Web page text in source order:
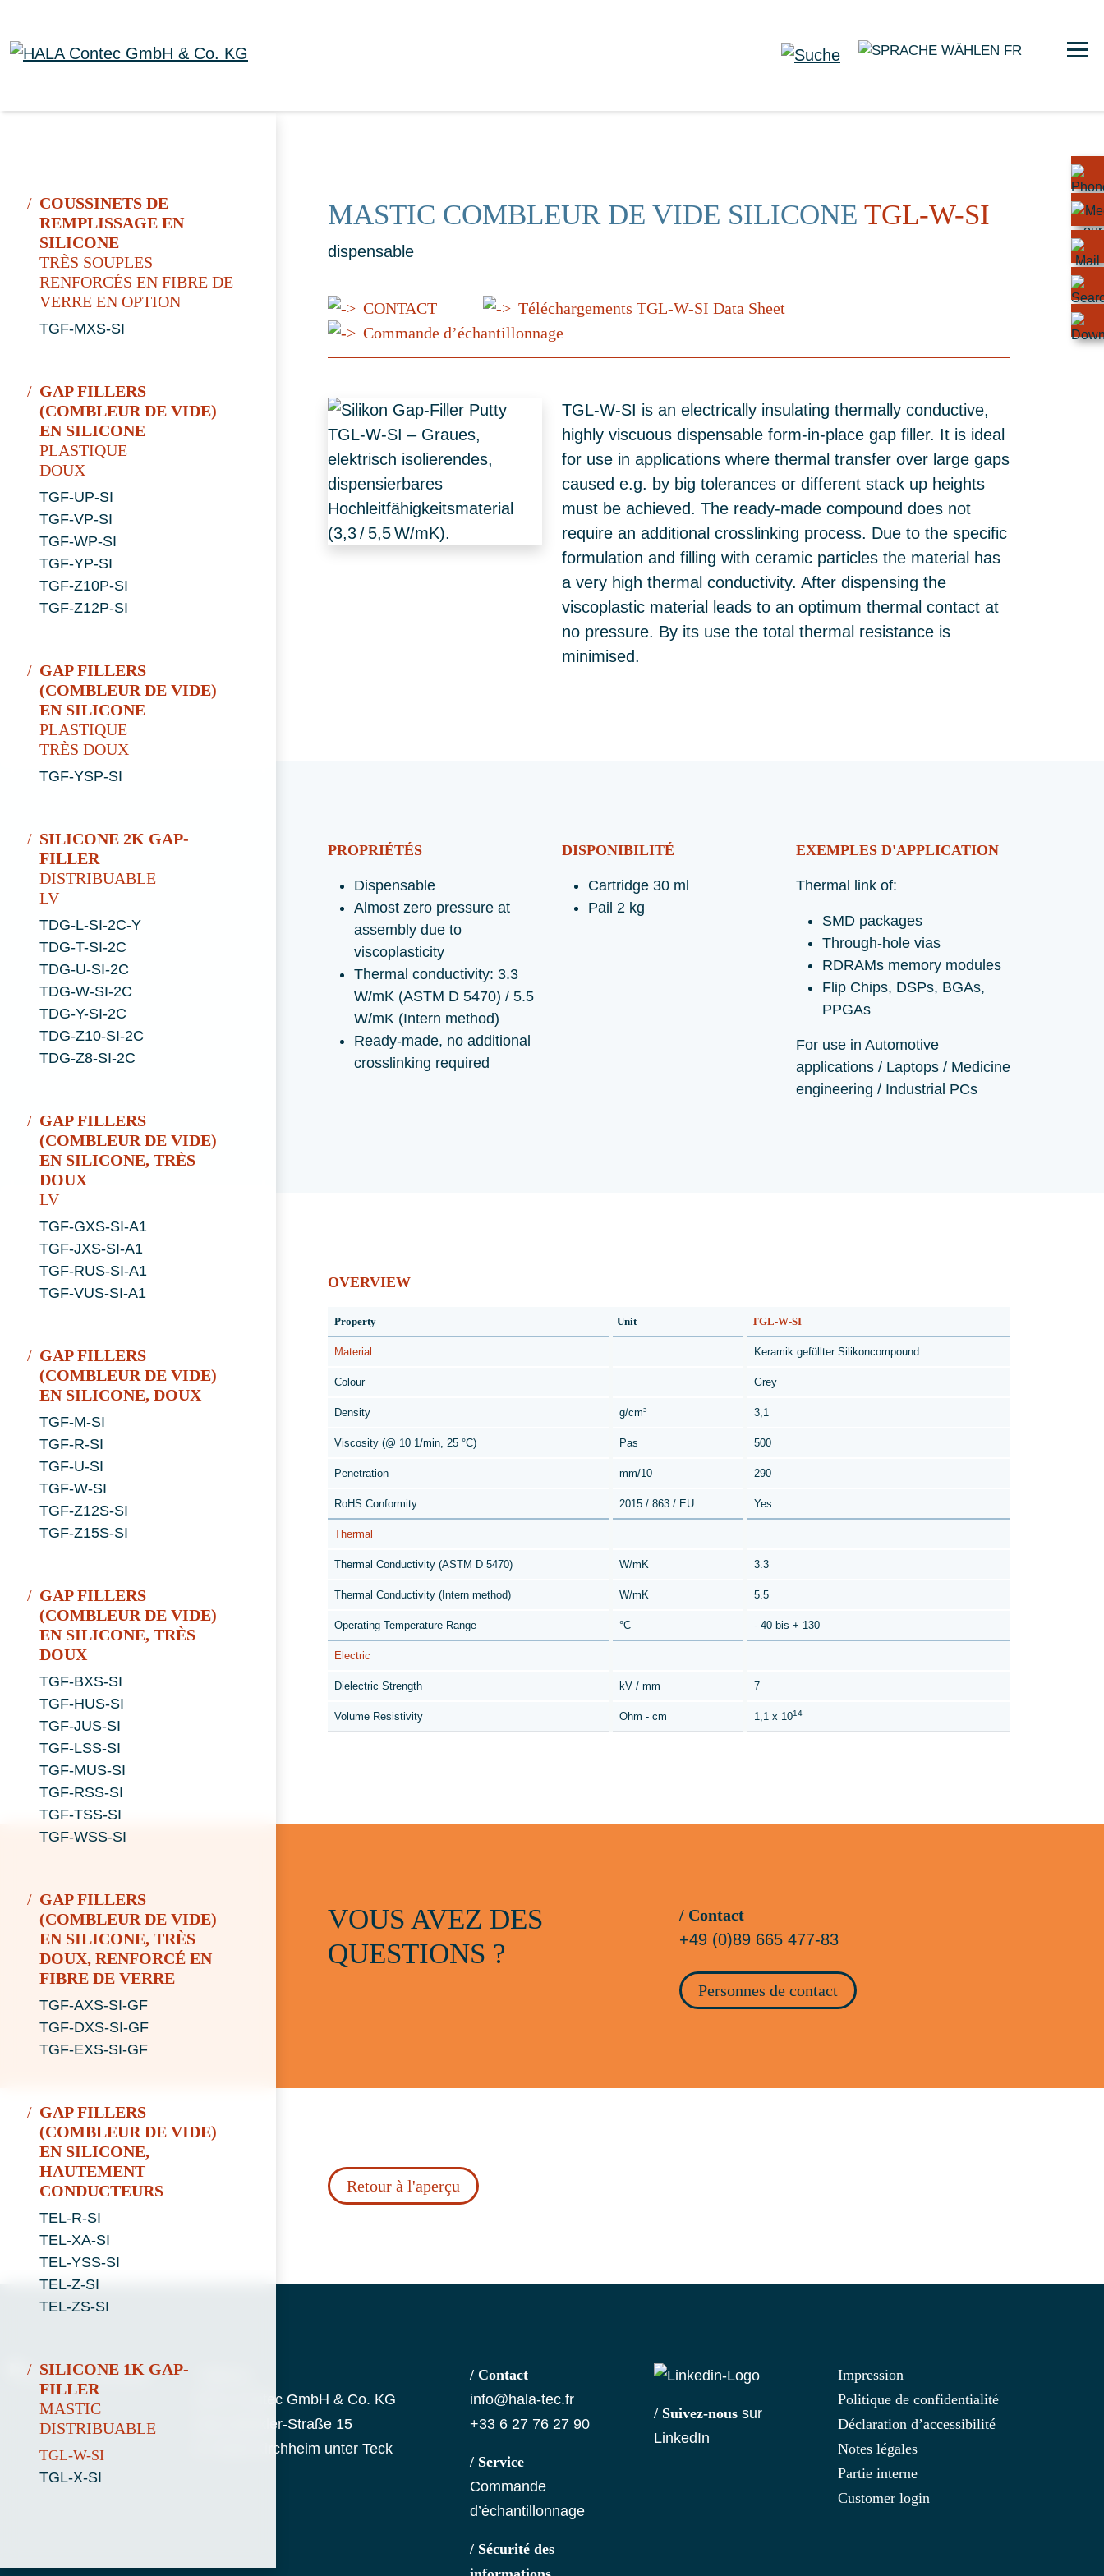
FR
COUSSINETS DE
REMPLISSAGE EN
SILICONE
TRÈS SOUPLES
RENFORCÉS EN FIBRE DE
VERRE EN OPTION
TGF-MXS-SI
GAP FILLERS
(COMBLEUR DE VIDE)
EN SILICONE
PLASTIQUE
DOUX
TGF-UP-SI
TGF-VP-SI
TGF-WP-SI
TGF-YP-SI
TGF-Z10P-SI
TGF-Z12P-SI
GAP FILLERS
(COMBLEUR DE VIDE)
EN SILICONE
PLASTIQUE
TRÈS DOUX
TGF-YSP-SI
SILICONE 2K GAP-
FILLER
DISTRIBUABLE
LV
TDG-L-SI-2C-Y
TDG-T-SI-2C
TDG-U-SI-2C
TDG-W-SI-2C
TDG-Y-SI-2C
TDG-Z10-SI-2C
TDG-Z8-SI-2C
GAP FILLERS
(COMBLEUR DE VIDE)
EN SILICONE, TRÈS
DOUX
LV
TGF-GXS-SI-A1
TGF-JXS-SI-A1
TGF-RUS-SI-A1
TGF-VUS-SI-A1
GAP FILLERS
(COMBLEUR DE VIDE)
EN SILICONE, DOUX
TGF-M-SI
TGF-R-SI
TGF-U-SI
TGF-W-SI
TGF-Z12S-SI
TGF-Z15S-SI
GAP FILLERS
(COMBLEUR DE VIDE)
EN SILICONE, TRÈS
DOUX
TGF-BXS-SI
TGF-HUS-SI
TGF-JUS-SI
TGF-LSS-SI
TGF-MUS-SI
TGF-RSS-SI
TGF-TSS-SI
TGF-WSS-SI
GAP FILLERS
(COMBLEUR DE VIDE)
EN SILICONE, TRÈS
DOUX, RENFORCÉ EN
FIBRE DE VERRE
TGF-AXS-SI-GF
TGF-DXS-SI-GF
TGF-EXS-SI-GF
GAP FILLERS
(COMBLEUR DE VIDE)
EN SILICONE,
HAUTEMENT
CONDUCTEURS
TEL-R-SI
TEL-XA-SI
TEL-YSS-SI
TEL-Z-SI
TEL-ZS-SI
SILICONE 1K GAP-
FILLER
MASTIC
DISTRIBUABLE
TGL-W-SI
TGL-X-SI
MASTIC COMBLEUR DE VIDE SILICONE TGL-W-SI
dispensable
CONTACT
Téléchargements TGL-W-SI Data Sheet
Commande d’échantillonnage
TGL-W-SI is an electrically insulating thermally conductive,
highly viscuous dispensable form-in-place gap filler. It is ideal
for use in applications where thermal transfer over large gaps
caused e.g. by big tolerances or different stack up heights
must be achieved. The ready-made compound does not
require an additional crosslinking process. Due to the specific
formulation and filling with ceramic particles the material has
a very high thermal conductivity. After dispensing the
viscoplastic material leads to an optimum thermal contact at
no pressure. By its use the total thermal resistance is
minimised.
PROPRIÉTÉS
Dispensable
Almost zero pressure at
assembly due to
viscoplasticity
Thermal conductivity: 3.3
W/mK (ASTM D 5470) / 5.5
W/mK (Intern method)
Ready-made, no additional
crosslinking required
DISPONIBILITÉ
Cartridge 30 ml
Pail 2 kg
EXEMPLES D'APPLICATION
Thermal link of:
SMD packages
Through-hole vias
RDRAMs memory modules
Flip Chips, DSPs, BGAs,
PPGAs
For use in Automotive
applications / Laptops / Medicine
engineering / Industrial PCs
OVERVIEW
Property Unit TGL-W-SI
Material Keramik gefüllter Silikoncompound
Colour Grey
Density g/cm³ 3,1
Viscosity (@ 10 1/min, 25 °C) Pas 500
Penetration mm/10 290
RoHS Conformity 2015 / 863 / EU Yes
Thermal
Thermal Conductivity (ASTM D 5470) W/mK 3.3
Thermal Conductivity (Intern method) W/mK 5.5
Operating Temperature Range °C - 40 bis + 130
Electric
Dielectric Strength kV / mm 7
Volume Resistivity Ohm - cm 1,1 x 1014
VOUS AVEZ DES
QUESTIONS ?
/ Contact
+49 (0)89 665 477-83
Personnes de contact
Retour à l'aperçu
HALA Contec GmbH & Co. KG
Hans-Böckler-Straße 15
D-73230 Kirchheim unter Teck
/ Contact
info@hala-tec.fr
+33 6 27 76 27 90
/ Service
Commande
d’échantillonnage
/ Sécurité des
/ Suivez-nous sur
LinkedIn
Impression
Politique de confidentialité
Déclaration d’accessibilité
Notes légales
Partie interne
Customer login